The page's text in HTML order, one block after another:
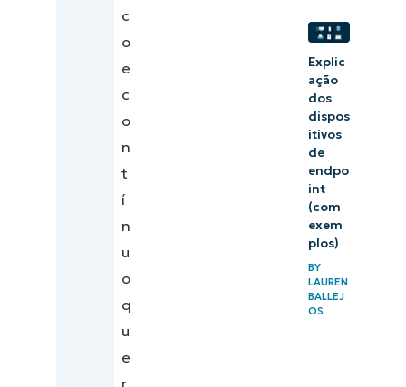
c
o
e
c
o
n
t
í
n
u
o
q
u
e
r
Explic
ação
dos
dispos
itivos
de
endpo
int
(com
exem
plos)
BY
LAUREN
BALLEJ
OS